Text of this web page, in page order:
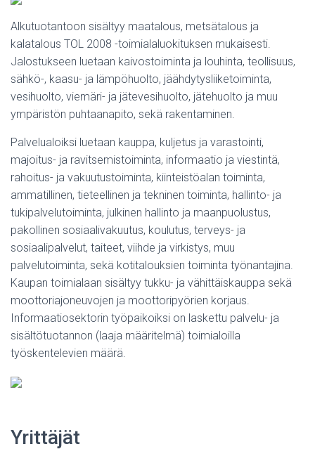
Alkutuotantoon sisältyy maatalous, metsätalous ja
kalatalous TOL 2008 -toimialaluokituksen mukaisesti.
Jalostukseen luetaan kaivostoiminta ja louhinta, teollisuus,
sähkö-, kaasu- ja lämpöhuolto, jäähdytysliiketoiminta,
vesihuolto, viemäri- ja jätevesihuolto, jätehuolto ja muu
ympäristön puhtaanapito, sekä rakentaminen.
Palvelualoiksi luetaan kauppa, kuljetus ja varastointi,
majoitus- ja ravitsemistoiminta, informaatio ja viestintä,
rahoitus- ja vakuutustoiminta, kiinteistöalan toiminta,
ammatillinen, tieteellinen ja tekninen toiminta, hallinto- ja
tukipalvelutoiminta, julkinen hallinto ja maanpuolustus,
pakollinen sosiaalivakuutus, koulutus, terveys- ja
sosiaalipalvelut, taiteet, viihde ja virkistys, muu
palvelutoiminta, sekä kotitalouksien toiminta työnantajina.
Kaupan toimialaan sisältyy tukku- ja vähittäiskauppa sekä
moottoriajoneuvojen ja moottoripyörien korjaus.
Informaatiosektorin työpaikoiksi on laskettu palvelu- ja
sisältötuotannon (laaja määritelmä) toimialoilla
työskentelevien määrä.
Yrittäjät